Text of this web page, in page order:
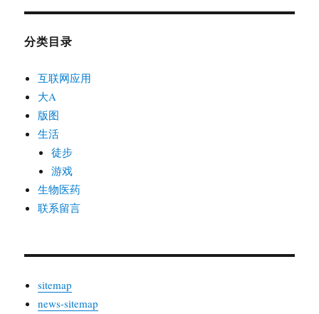
分类目录
互联网应用
大A
版图
生活
徒步
游戏
生物医药
联系留言
sitemap
news-sitemap